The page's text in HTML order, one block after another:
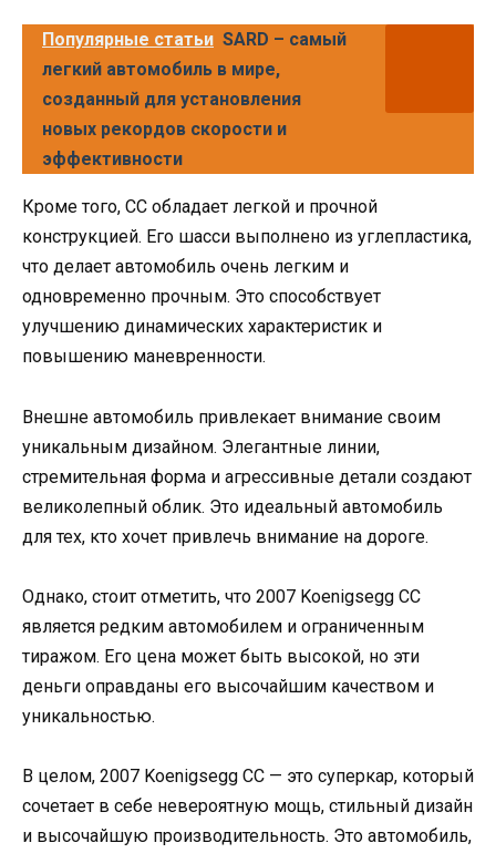
Популярные статьи SARD – самый
легкий автомобиль в мире,
созданный для установления
новых рекордов скорости и
эффективности
Кроме того, CC обладает легкой и прочной
конструкцией. Его шасси выполнено из углепластика,
что делает автомобиль очень легким и
одновременно прочным. Это способствует
улучшению динамических характеристик и
повышению маневренности.
Внешне автомобиль привлекает внимание своим
уникальным дизайном. Элегантные линии,
стремительная форма и агрессивные детали создают
великолепный облик. Это идеальный автомобиль
для тех, кто хочет привлечь внимание на дороге.
Однако, стоит отметить, что 2007 Koenigsegg CC
является редким автомобилем и ограниченным
тиражом. Его цена может быть высокой, но эти
деньги оправданы его высочайшим качеством и
уникальностью.
В целом, 2007 Koenigsegg CC — это суперкар, который
сочетает в себе невероятную мощь, стильный дизайн
и высочайшую производительность. Это автомобиль,